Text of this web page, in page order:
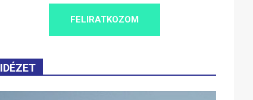
FELIRATKOZOM
IDÉZET